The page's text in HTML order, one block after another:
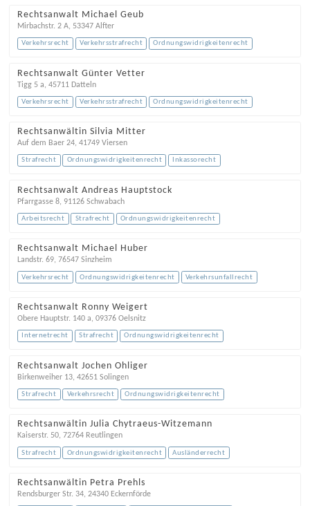
Rechtsanwalt Michael Geub
Mirbachstr. 2 A, 53347 Alfter
Verkehrsrecht Verkehrsstrafrecht Ordnungswidrigkeitenrecht
Rechtsanwalt Günter Vetter
Tigg 5 a, 45711 Datteln
Verkehrsrecht Verkehrsstrafrecht Ordnungswidrigkeitenrecht
Rechtsanwältin Silvia Mitter
Auf dem Baer 24, 41749 Viersen
Strafrecht Ordnungswidrigkeitenrecht Inkassorecht
Rechtsanwalt Andreas Hauptstock
Pfarrgasse 8, 91126 Schwabach
Arbeitsrecht Strafrecht Ordnungswidrigkeitenrecht
Rechtsanwalt Michael Huber
Landstr. 69, 76547 Sinzheim
Verkehrsrecht Ordnungswidrigkeitenrecht Verkehrsunfallrecht
Rechtsanwalt Ronny Weigert
Obere Hauptstr. 140 a, 09376 Oelsnitz
Internetrecht Strafrecht Ordnungswidrigkeitenrecht
Rechtsanwalt Jochen Ohliger
Birkenweiher 13, 42651 Solingen
Strafrecht Verkehrsrecht Ordnungswidrigkeitenrecht
Rechtsanwältin Julia Chytraeus-Witzemann
Kaiserstr. 50, 72764 Reutlingen
Strafrecht Ordnungswidrigkeitenrecht Ausländerrecht
Rechtsanwältin Petra Prehls
Rendsburger Str. 34, 24340 Eckernförde